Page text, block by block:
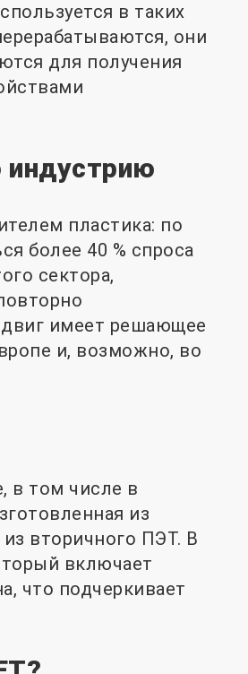
в таких
они
для получения
индустрию
пластика: по
более 40 % спроса
сектора,
имеет решающее
и, возможно, во
в том числе в
из
вторичного ПЭТ. В
включает
что подчеркивает